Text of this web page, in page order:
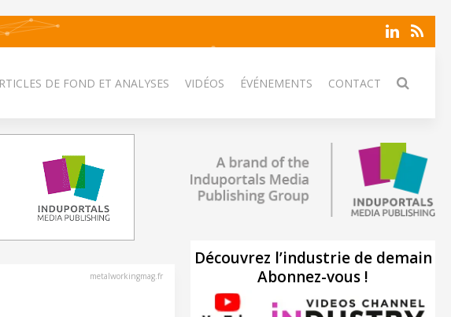
DE FOND ET ANALYSES VIDÉOS ÉVÉNEMENTS CONTACT
metalworkingmag.fr
Découvrez l’industrie de demain
Abonnez-vous !